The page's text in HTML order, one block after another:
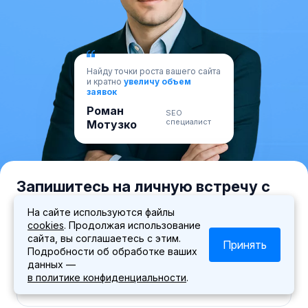
Запишитесь на личную встречу с
экспертом
Наш специалист свяжется с вами и согласует время
встречи
Найду точки роста вашего сайта
и кратно увеличу объем
заявок
Роман
Мотузко
SEO
специалист
На сайте используются файлы
cookies. Продолжая использование
сайта, вы соглашаетесь с этим.
Подробности об обработке ваших
данных —
в политике конфиденциальности.
Принять